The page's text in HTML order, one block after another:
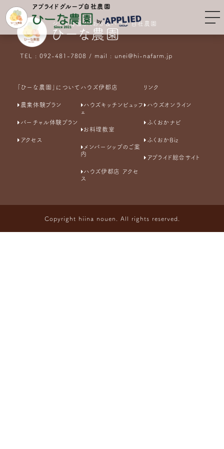
アプライドグループ自社農園
シティ情報ふくおか&ハウズ 自社農園
ひーな農園
TEL : 092-481-7808 / mail : unei@hi-nafarm.jp
「ひーな農園」について
農業体験プラン
バーチャル体験プラン
アクセス
ハウズ伊都店
ハウズキッチンビュッフ
ェ
お料理教室
メンバーシップのご案
内
ハウズ伊都店 アクセ
ス
リンク
ハウズオンライン
ふくおかナビ
ふくおかBiz
アプライド総合サイト
Copyright hiina nouen. All rights reserved.